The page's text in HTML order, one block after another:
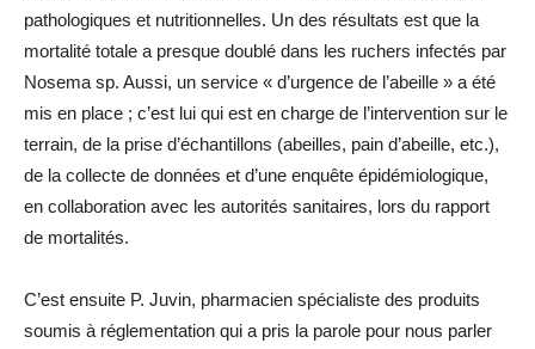
pathologiques et nutritionnelles. Un des résultats est que la
mortalité totale a presque doublé dans les ruchers infectés par
Nosema sp. Aussi, un service « d’urgence de l’abeille » a été
mis en place ; c’est lui qui est en charge de l’intervention sur le
terrain, de la prise d’échantillons (abeilles, pain d’abeille, etc.),
de la collecte de données et d’une enquête épidémiologique,
en collaboration avec les autorités sanitaires, lors du rapport
de mortalités.
C’est ensuite P. Juvin, pharmacien spécialiste des produits
soumis à réglementation qui a pris la parole pour nous parler